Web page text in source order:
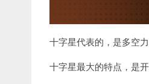
十字星代表的，是多空
十字星最大的特点，是